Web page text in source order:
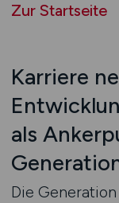
Zur Startseite
Karriere
als
Die